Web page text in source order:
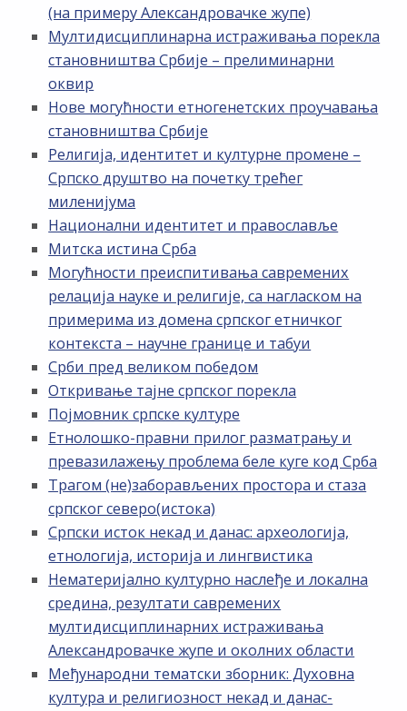
(на примеру Александровачке жупе)
Мултидисциплинарна истраживања порекла
становништва Србије – прелиминарни
оквир
Нове могућности етногенетских проучавања
становништва Србије
Религија, идентитет и културне промене –
Српско друштво на почетку трећег
миленијума
Национални идентитет и православље
Митска истина Срба
Могућности преиспитивања савремених
релација науке и религије, са нагласком на
примерима из домена српског етничког
контекста – научне границе и табуи
Срби пред великом победом
Откривање тајне српског порекла
Појмовник српске културе
Етнолошко-правни прилог разматрању и
превазилажењу проблема беле куге код Срба
Трагом (не)заборављених простора и стаза
српског северо(истока)
Српски исток некад и данас: археологија,
етнологија, историја и лингвистика
Нематеријално културно наслеђе и локална
средина, резултати савремених
мултидисциплинарних истраживања
Александровачке жупе и околних области
Међународни тематски зборник: Духовна
култура и религиозност некад и данас-